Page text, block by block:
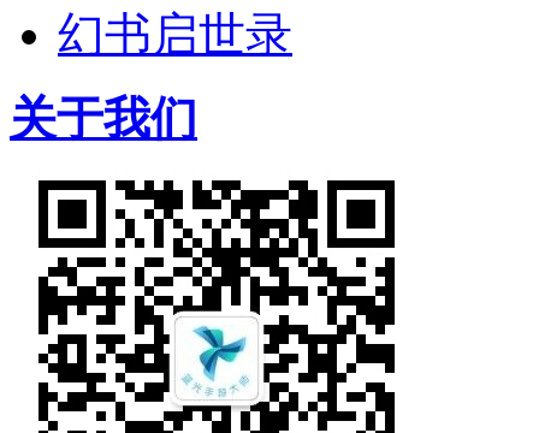
幻书启世录
关于我们